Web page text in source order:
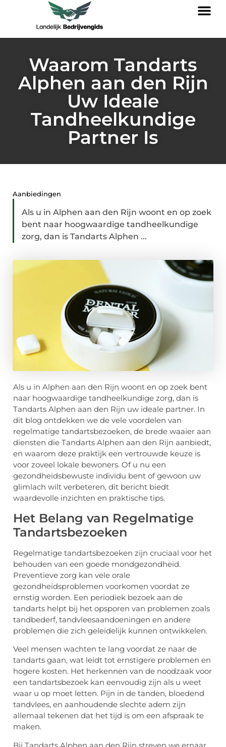
Waarom Tandarts
Alphen aan den Rijn
Uw Ideale
Tandheelkundige
Partner Is
Aanbiedingen
Als u in Alphen aan den Rijn woont en op zoek
bent naar hoogwaardige tandheelkundige
zorg, dan is Tandarts Alphen ...
Als u in Alphen aan den Rijn woont en op zoek bent
naar hoogwaardige tandheelkundige zorg, dan is
Tandarts Alphen aan den Rijn uw ideale partner. In
dit blog ontdekken we de vele voordelen van
regelmatige tandartsbezoeken, de brede waaier aan
diensten die Tandarts Alphen aan den Rijn aanbiedt,
en waarom deze praktijk een vertrouwde keuze is
voor zoveel lokale bewoners. Of u nu een
gezondheidsbewuste individu bent of gewoon uw
glimlach wilt verbeteren, dit bericht biedt
waardevolle inzichten en praktische tips.
Het Belang van Regelmatige
Tandartsbezoeken
Regelmatige tandartsbezoeken zijn cruciaal voor het
behouden van een goede mondgezondheid.
Preventieve zorg kan vele orale
gezondheidsproblemen voorkomen voordat ze
ernstig worden. Een periodiek bezoek aan de
tandarts helpt bij het opsporen van problemen zoals
tandbederf, tandvleesaandoeningen en andere
problemen die zich geleidelijk kunnen ontwikkelen.
Veel mensen wachten te lang voordat ze naar de
tandarts gaan, wat leidt tot ernstigere problemen en
hogere kosten. Het herkennen van de noodzaak voor
een tandartsbezoek kan eenvoudig zijn als u weet
waar u op moet letten. Pijn in de tanden, bloedend
tandvlees, en aanhoudende slechte adem zijn
allemaal tekenen dat het tijd is om een afspraak te
maken.
Bij Tandarts Alphen aan den Rijn streven we ernaar